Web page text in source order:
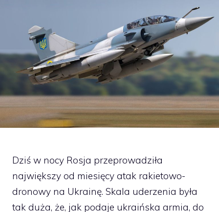
Dziś w nocy Rosja przeprowadziła
największy od miesięcy atak rakietowo-
dronowy na Ukrainę. Skala uderzenia była
tak duża, że, jak podaje ukraińska armia, do